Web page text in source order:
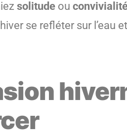
solitude ou
se refléter sur